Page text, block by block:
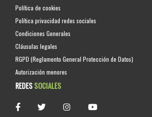
Política de cookies
Política privacidad redes sociales
Condiciones Generales
Cláusulas legales
RGPD (Reglamento General Protección de Datos)
Autorización menores
REDESSOCIALES